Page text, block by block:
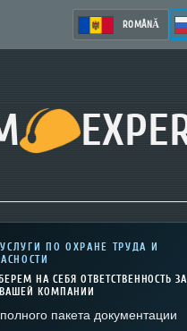
ROMÂNĂ
ПО ОХРАНЕ ТРУДА И
НА СЕБЯ ОТВЕТСТВЕННОСТЬ ЗА
КОМПАНИИ
пакета документации